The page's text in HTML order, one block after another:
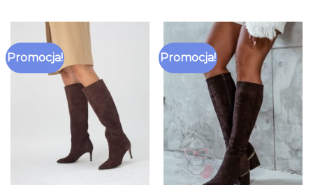
Promocja! Promocja!